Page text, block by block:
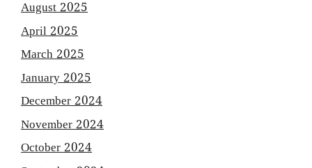
August 2025
April 2025
March 2025
January 2025
December 2024
November 2024
October 2024